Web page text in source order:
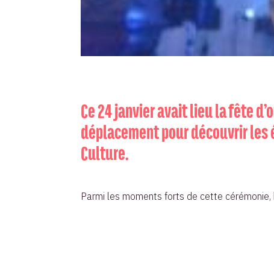
Ce 24 janvier avait lieu la fête
déplacement pour découvrir les
Culture.
Parmi les moments forts de cette